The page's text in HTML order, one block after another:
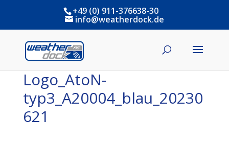
+49 (0) 911-376638-30
info@weatherdock.de
Logo_AtoN-
typ3_A20004_blau_20230
621